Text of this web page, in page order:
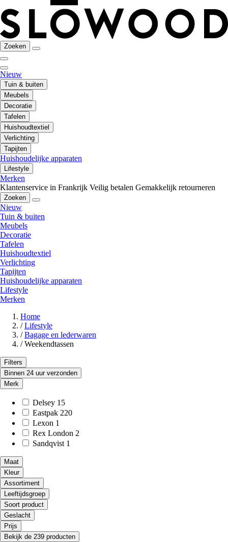
Zoeken
Nieuw
Tuin & buiten
Meubels
Decoratie
Tafelen
Huishoudtextiel
Verlichting
Tapijten
Huishoudelijke apparaten
Lifestyle
Merken
Klantenservice in Frankrijk Veilig betalen Gemakkelijk retourneren
Zoeken
Nieuw
Tuin & buiten
Meubels
Decoratie
Tafelen
Huishoudtextiel
Verlichting
Tapijten
Huishoudelijke apparaten
Lifestyle
Merken
Home
/ Lifestyle
/ Bagage en lederwaren
/ Weekendtassen
Filters
Binnen 24 uur verzonden
Merk
Delsey 15
Eastpak 220
Lexon 1
Rex London 2
Sandqvist 1
Maat
Kleur
Assortiment
Leeftijdsgroep
Soort product
Geslacht
Prijs
Bekijk de 239 producten